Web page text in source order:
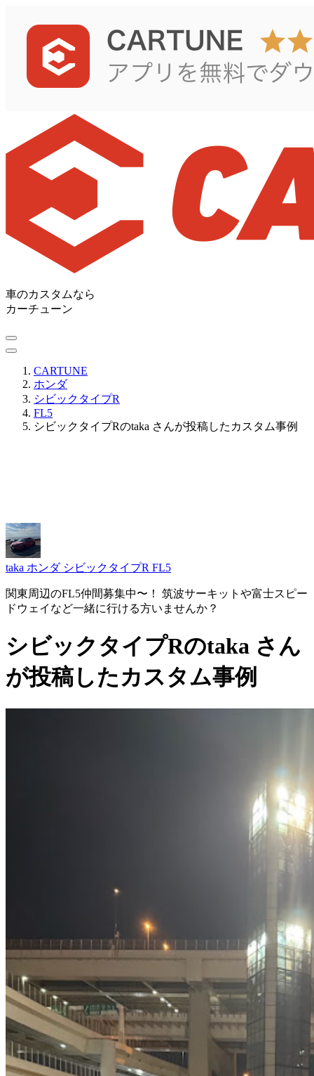
車のカスタムなら
カーチューン
CARTUNE
ホンダ
シビックタイプR
FL5
シビックタイプRのtaka さんが投稿したカスタム事例
taka ホンダ シビックタイプR FL5
関東周辺のFL5仲間募集中〜！ 筑波サーキットや富士スピー
ドウェイなど一緒に行ける方いませんか？
シビックタイプRのtaka さん
が投稿したカスタム事例